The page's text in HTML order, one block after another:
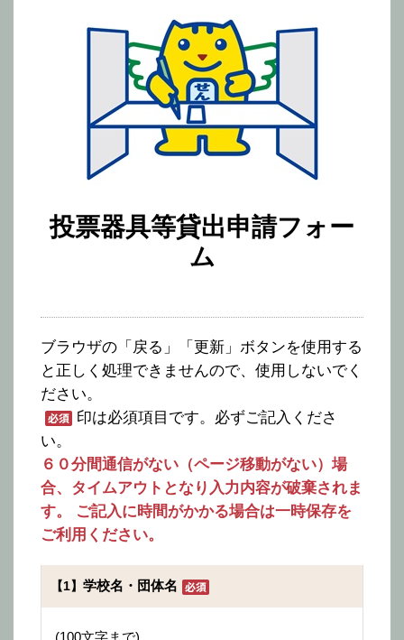
投票器具等貸出申請フォー
ム
ブラウザの「戻る」「更新」ボタンを使用する
と正しく処理できませんので、使用しないでく
ださい。
印は必須項目です。必ずご記入くださ
い。
６０分間通信がない（ページ移動がない）場
合、タイムアウトとなり入力内容が破棄されま
す。 ご記入に時間がかかる場合は一時保存を
ご利用ください。
【1】 学校名・団体名
(100文字まで)